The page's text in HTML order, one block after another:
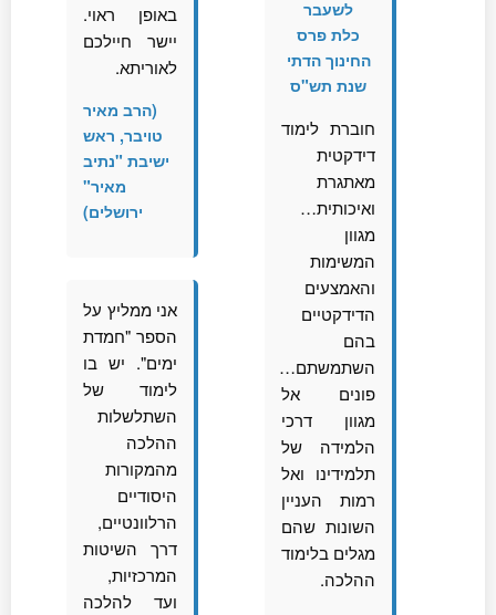
לשעבר
כלת פרס
החינוך הדתי
שנת תש"ס
חוברת לימוד
דידקטית
מאתגרת
ואיכותית…
מגוון
המשימות
והאמצעים
הדידקטיים
בהם
השתמשתם…
פונים אל
מגוון דרכי
הלמידה של
תלמידינו ואל
רמות העניין
השונות שהם
מגלים בלימוד
ההלכה.
באופן ראוי.
יישר חיילכם
לאוריתא.
(הרב מאיר
טויבר, ראש
ישיבת "נתיב
מאיר"
ירושלים)
אני ממליץ על
הספר "חמדת
ימים". יש בו
לימוד של
השתלשלות
ההלכה
מהמקורות
היסודיים
הרלוונטיים,
דרך השיטות
המרכזיות,
ועד להלכה